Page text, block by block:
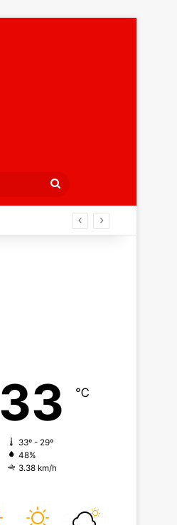
Buscar
por
33 ℃
33º - 29º
48%
3.38 km/h